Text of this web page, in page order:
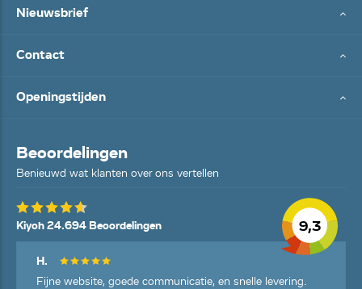
Nieuwsbrief
Contact
Openingstijden
Beoordelingen
Benieuwd wat klanten over ons vertellen
9,3
Kiyoh 24.694 Beoordelingen
H.
Fijne website, goede communicatie, en snelle levering.